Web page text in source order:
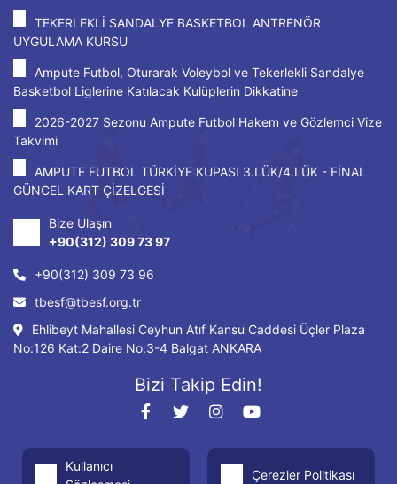
TEKERLEKLİ SANDALYE BASKETBOL ANTRENÖR
UYGULAMA KURSU
Ampute Futbol, Oturarak Voleybol ve Tekerlekli Sandalye
Basketbol Liglerine Katılacak Kulüplerin Dikkatine
2026-2027 Sezonu Ampute Futbol Hakem ve Gözlemci Vize
Takvimi
AMPUTE FUTBOL TÜRKİYE KUPASI 3.LÜK/4.LÜK - FİNAL
GÜNCEL KART ÇİZELGESİ
Bize Ulaşın
+90(312) 309 73 97
+90(312) 309 73 96
tbesf@tbesf.org.tr
Ehlibeyt Mahallesi Ceyhun Atıf Kansu Caddesi Üçler Plaza
No:126 Kat:2 Daire No:3-4 Balgat ANKARA
Bizi Takip Edin!
Kullanıcı
Çerezler Politikası